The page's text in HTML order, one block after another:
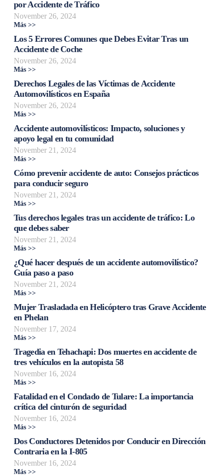
por Accidente de Tráfico
November 26, 2024
Más >>
Los 5 Errores Comunes que Debes Evitar Tras un
Accidente de Coche
November 26, 2024
Más >>
Derechos Legales de las Víctimas de Accidente
Automovilísticos en España
November 26, 2024
Más >>
Accidente automovilísticos: Impacto, soluciones y
apoyo legal en tu comunidad
November 21, 2024
Más >>
Cómo prevenir accidente de auto: Consejos prácticos
para conducir seguro
November 21, 2024
Más >>
Tus derechos legales tras un accidente de tráfico: Lo
que debes saber
November 21, 2024
Más >>
¿Qué hacer después de un accidente automovilístico?
Guía paso a paso
November 21, 2024
Más >>
Mujer Trasladada en Helicóptero tras Grave Accidente
en Phelan
November 17, 2024
Más >>
Tragedia en Tehachapi: Dos muertes en accidente de
tres vehículos en la autopista 58
November 16, 2024
Más >>
Fatalidad en el Condado de Tulare: La importancia
crítica del cinturón de seguridad
November 16, 2024
Más >>
Dos Conductores Detenidos por Conducir en Dirección
Contraria en la I-805
November 16, 2024
Más >>